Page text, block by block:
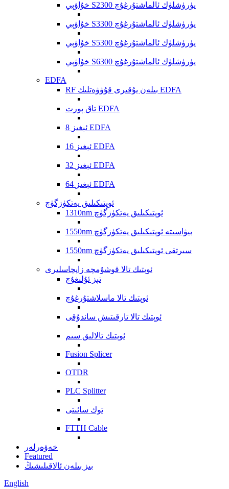
خۇاۋېي S2300 يۈرۈشلۈك ئالماشتۇرغۇچ
خۇاۋېي S3300 يۈرۈشلۈك ئالماشتۇرغۇچ
خۇاۋېي S5300 يۈرۈشلۈك ئالماشتۇرغۇچ
خۇاۋېي S6300 يۈرۈشلۈك ئالماشتۇرغۇچ
EDFA
RF بىلەن يۇقىرى قۇۋۋەتلىك EDFA
تاق پورت EDFA
8 ئېغىز EDFA
16 ئېغىز EDFA
32 ئېغىز EDFA
64 ئېغىز EDFA
ئوپتىكىلىق يەتكۈزگۈچ
1310nm ئوپتىكىلىق يەتكۈزگۈچ
1550nm بىۋاسىتە ئوپتىكىلىق يەتكۈزگۈچ
1550nm سىرتقى ئوپتىكىلىق يەتكۈزگۈچ
ئوپتىك تالا قوشۇمچە زاپچاسلىرى
تېز ئۇلىغۇچ
ئوپتىك تالا ماسلاشتۇرغۇچ
ئوپتىك تالا تارقىتىش ساندۇقى
ئوپتىك تالالىق سىم
Fusion Splicer
OTDR
PLC Splitter
توك سائىتى
FTTH Cable
خەۋەرلەر
Featured
بىز بىلەن ئالاقىلىشىڭ
English